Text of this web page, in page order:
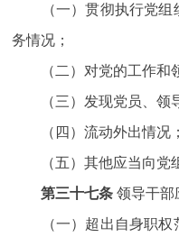
（一）贯彻执行党组
务情况；
（二）对党的工作和领
（三）发现党员、领导
（四）流动外出情况；
（五）其他应当向党组
第三十七条 领导干部
（一）超出自身职权